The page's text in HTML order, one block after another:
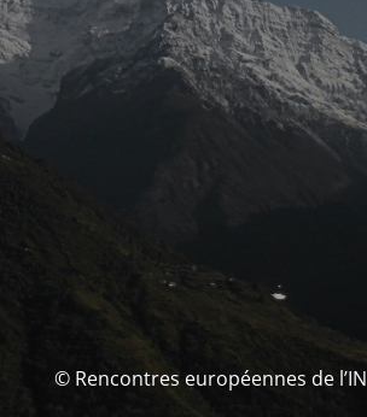
© Rencontres européennes de